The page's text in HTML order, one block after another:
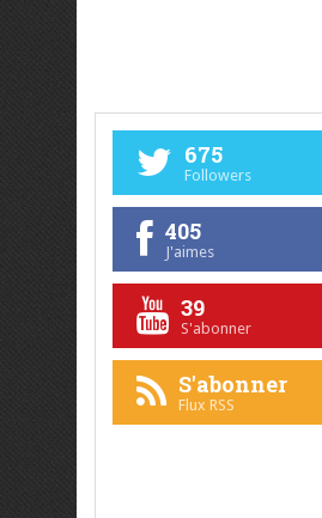
675
Followers
405
J'aimes
39
S'abonner
S'abonner
Flux RSS